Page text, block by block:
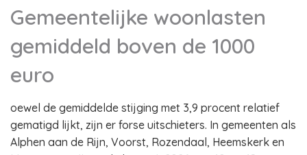
Gemeentelijke woonlasten
gemiddeld boven de 1000
euro
oewel de gemiddelde stijging met 3,9 procent relatief
gematigd lijkt, zijn er forse uitschieters. In gemeenten als
Alphen aan de Rijn, Voorst, Rozendaal, Heemskerk en